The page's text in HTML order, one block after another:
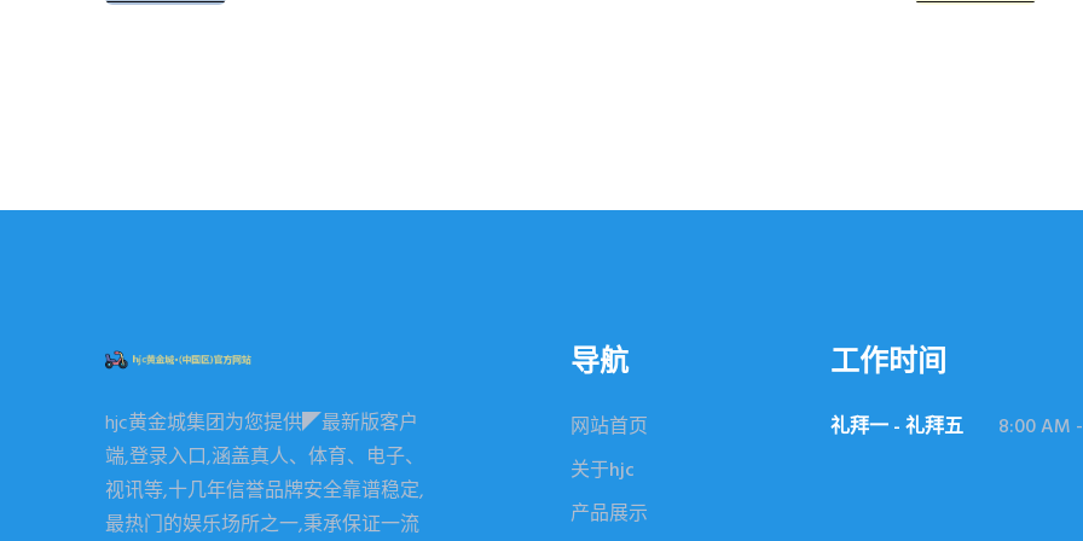
hjc黄金城集团为您提供◤最新版客户
端,登录入口,涵盖真人、体育、电子、
视讯等,十几年信誉品牌安全靠谱稳定,
最热门的娱乐场所之一,秉承保证一流
导航
网站首页
关于hjc
产品展示
工作时间
礼拜一 - 礼拜五 8:00 AM